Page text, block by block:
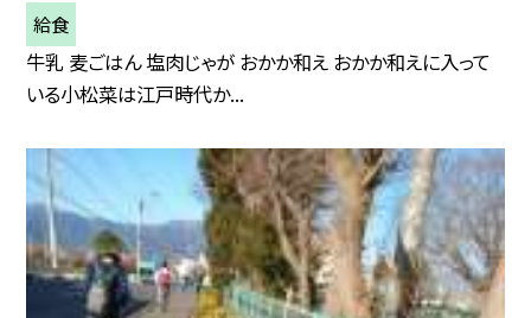
給食
牛乳 麦ごはん 塩肉じゃが おかか和え おかか和えに入って
いる小松菜は江戸時代か...